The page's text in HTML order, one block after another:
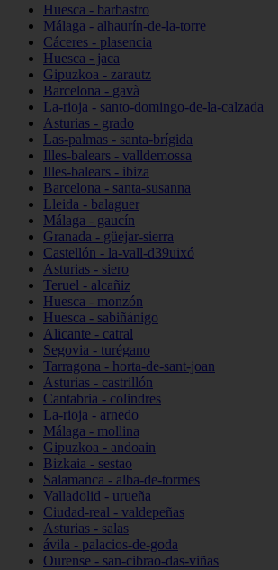
Huesca - barbastro
Málaga - alhaurín-de-la-torre
Cáceres - plasencia
Huesca - jaca
Gipuzkoa - zarautz
Barcelona - gavà
La-rioja - santo-domingo-de-la-calzada
Asturias - grado
Las-palmas - santa-brígida
Illes-balears - valldemossa
Illes-balears - ibiza
Barcelona - santa-susanna
Lleida - balaguer
Málaga - gaucín
Granada - güejar-sierra
Castellón - la-vall-d39uixó
Asturias - siero
Teruel - alcañiz
Huesca - monzón
Huesca - sabiñánigo
Alicante - catral
Segovia - turégano
Tarragona - horta-de-sant-joan
Asturias - castrillón
Cantabria - colindres
La-rioja - arnedo
Málaga - mollina
Gipuzkoa - andoain
Bizkaia - sestao
Salamanca - alba-de-tormes
Valladolid - urueña
Ciudad-real - valdepeñas
Asturias - salas
ávila - palacios-de-goda
Ourense - san-cibrao-das-viñas